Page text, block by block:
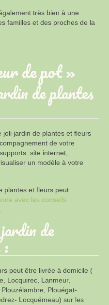
très bien à une
familles et des proches de la
de pot »
de plantes
joli jardin de plantes et fleurs
de votre
site internet,
un modèle à votre
plantes et fleurs peut
avec les conseils
de
:
peut être livrée à domicile (
Locquirec, Lanmeur,
Plouzélambre, Plouégat-
Locquémeau) sur les